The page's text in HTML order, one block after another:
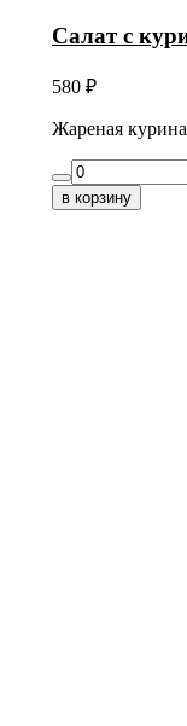
Салат с
580 ₽
Жареная
в корзину